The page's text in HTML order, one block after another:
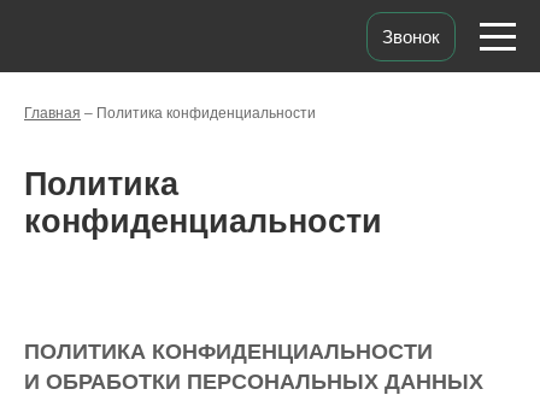
Звонок
Главная – Политика конфиденциальности
Политика
конфиденциальности
ПОЛИТИКА КОНФИДЕНЦИАЛЬНОСТИ
И ОБРАБОТКИ ПЕРСОНАЛЬНЫХ ДАННЫХ